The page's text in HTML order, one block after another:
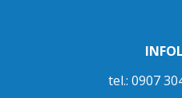
tel.: 0907